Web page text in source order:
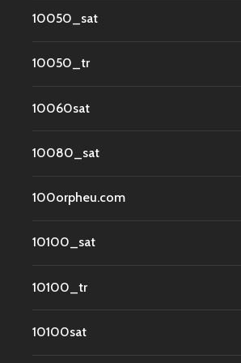
10050_sat
10050_tr
10060sat
10080_sat
100orpheu.com
10100_sat
10100_tr
10100sat